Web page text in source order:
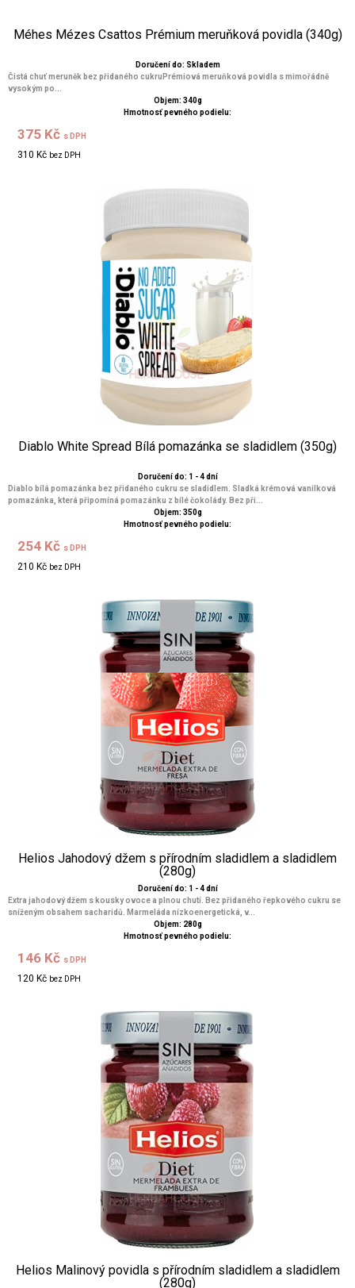
Méhes Mézes Csattos Prémium meruňková povidla (340g)
Doručení do: Skladem
Čistá chuť meruněk bez přidaného cukruPrémiová meruňková povidla s mimořádně
vysokým po...
Objem: 340g
Hmotnosť pevného podielu:
375 Kč s DPH
310 Kč bez DPH
Diablo White Spread Bílá pomazánka se sladidlem (350g)
Doručení do: 1 - 4 dní
Diablo bílá pomazánka bez přidaného cukru se sladidlem. Sladká krémová vanilková
pomazánka, která připomíná pomazánku z bílé čokolády. Bez při...
Objem: 350g
Hmotnosť pevného podielu:
254 Kč s DPH
210 Kč bez DPH
Helios Jahodový džem s přírodním sladidlem a sladidlem
(280g)
Doručení do: 1 - 4 dní
Extra jahodový džem s kousky ovoce a plnou chutí. Bez přidaného řepkového cukru se
sníženým obsahem sacharidů. Marmeláda nízkoenergetická, v...
Objem: 280g
Hmotnosť pevného podielu:
146 Kč s DPH
120 Kč bez DPH
Helios Malinový povidla s přírodním sladidlem a sladidlem
(280g)